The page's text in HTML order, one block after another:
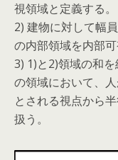
視領域と定義する。
2) 建物に対して幅
の内部領域を内部可
3) 1)と2)領域の和
の領域において、
とされる視点から
扱う。